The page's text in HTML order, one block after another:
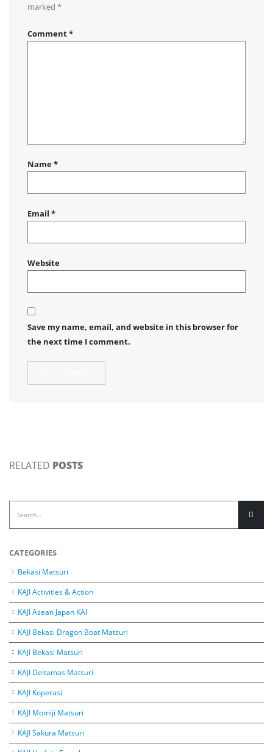
marked *
Comment*
Name*
Email *
Website
Save my name, email, and website in this browser for
the next time I comment.
RELATED POSTS
CATEGORIES
Bekasi Matsuri
KAJI Activities & Action
KAJI Asean Japan KAI
KAJI Bekasi Dragon Boat Matsuri
KAJI Bekasi Matsuri
KAJI Deltamas Matsuri
KAJI Koperasi
KAJI Momiji Matsuri
KAJI Sakura Matsuri